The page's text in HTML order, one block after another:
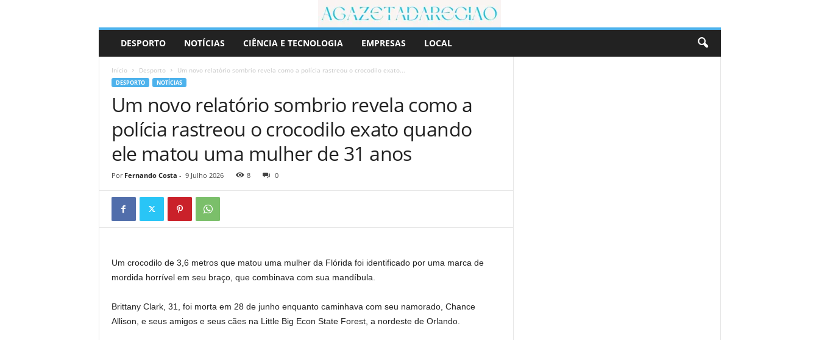
r
DESPORTO NOTÍCIAS CIÊNCIA E TECNOLOGIA EMPRESAS LOCAL
Início Desporto Um novo relatório sombrio revela como a polícia rastreou o crocodilo exato...
DESPORTO NOTÍCIAS
Um novo relatório sombrio revela como a
polícia rastreou o crocodilo exato quando
ele matou uma mulher de 31 anos
Por Fernando Costa - 9 Julho 2026 8 0
Um crocodilo de 3,6 metros que matou uma mulher da Flórida foi identificado por uma marca de
mordida horrível em seu braço, que combinava com sua mandíbula.
Brittany Clark, 31, foi morta em 28 de junho enquanto caminhava com seu namorado, Chance
Allison, e seus amigos e seus cães na Little Big Econ State Forest, a nordeste de Orlando.